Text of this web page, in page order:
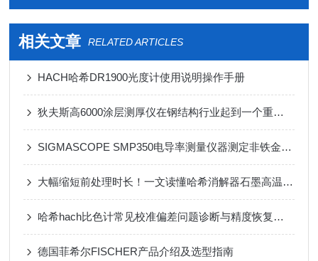
相关文章 RELATED ARTICLES
HACH哈希DR1900光度计使用说明操作手册
狄夫斯高6000涂层测厚仪在钢结构行业起到一个重要角色
SIGMASCOPE SMP350电导率测量仪器测定非铁金属的电导率
大幅缩短前处理时长！一文读懂哈希消解器石墨高温消解原理
哈希hach比色计常见校准偏差问题诊断与精度恢复技巧
德国菲希尔FISCHER产品介绍及选型指南